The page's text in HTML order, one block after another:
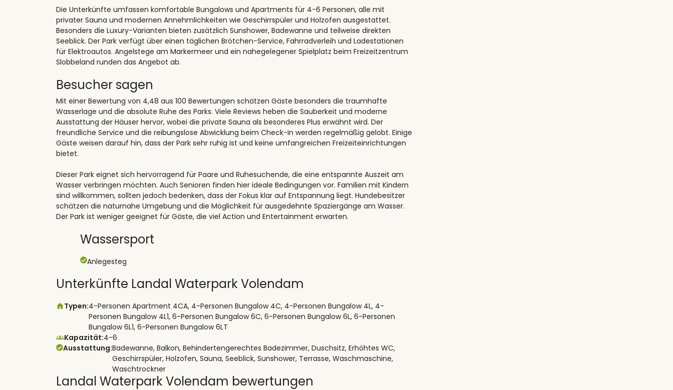
Die Unterkünfte umfassen komfortable Bungalows und Apartments für 4-6 Personen, alle mit
privater Sauna und modernen Annehmlichkeiten wie Geschirrspüler und Holzofen ausgestattet.
Besonders die Luxury-Varianten bieten zusätzlich Sunshower, Badewanne und teilweise direkten
Seeblick. Der Park verfügt über einen täglichen Brötchen-Service, Fahrradverleih und Ladestationen
für Elektroautos. Angelstege am Markermeer und ein nahegelegener Spielplatz beim Freizeitzentrum
Slobbeland runden das Angebot ab.
Besucher sagen
Mit einer Bewertung von 4,48 aus 100 Bewertungen schätzen Gäste besonders die traumhafte
Wasserlage und die absolute Ruhe des Parks. Viele Reviews heben die Sauberkeit und moderne
Ausstattung der Häuser hervor, wobei die private Sauna als besonderes Plus erwähnt wird. Der
freundliche Service und die reibungslose Abwicklung beim Check-in werden regelmäßig gelobt. Einige
Gäste weisen darauf hin, dass der Park sehr ruhig ist und keine umfangreichen Freizeiteinrichtungen
bietet.
Dieser Park eignet sich hervorragend für Paare und Ruhesuchende, die eine entspannte Auszeit am
Wasser verbringen möchten. Auch Senioren finden hier ideale Bedingungen vor. Familien mit Kindern
sind willkommen, sollten jedoch bedenken, dass der Fokus klar auf Entspannung liegt. Hundebesitzer
schätzen die naturnahe Umgebung und die Möglichkeit für ausgedehnte Spaziergänge am Wasser.
Der Park ist weniger geeignet für Gäste, die viel Action und Entertainment erwarten.
Wassersport
Anlegesteg
Unterkünfte Landal Waterpark Volendam
Typen:4-Personen Apartment 4CA, 4-Personen Bungalow 4C, 4-Personen Bungalow 4L, 4-
Personen Bungalow 4L1, 6-Personen Bungalow 6C, 6-Personen Bungalow 6L, 6-Personen
Bungalow 6L1, 6-Personen Bungalow 6LT
Kapazität:4-6
Ausstattung:Badewanne, Balkon, Behindertengerechtes Badezimmer, Duschsitz, Erhöhtes WC,
Geschirrspüler, Holzofen, Sauna, Seeblick, Sunshower, Terrasse, Waschmaschine,
Waschtrockner
Landal Waterpark Volendam bewertungen